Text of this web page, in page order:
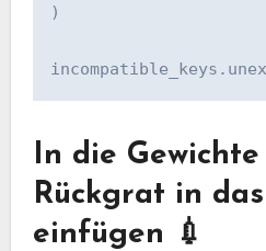
)
In die Gewichte
Rückgrat in
einfügen 💉